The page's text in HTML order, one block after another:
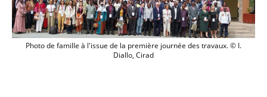
Photo de famille
Photo de famille à l'issue de la première journée des travaux. © I.
Diallo, Cirad